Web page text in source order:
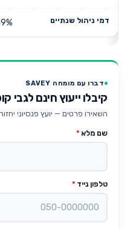
דברו עם מומחה SAVEY
קיבלו ייעוץ חינם לגבי
השאירו פרטים — יועץ פנסיוני יחזור
שם מלא *
טלפון נייד *